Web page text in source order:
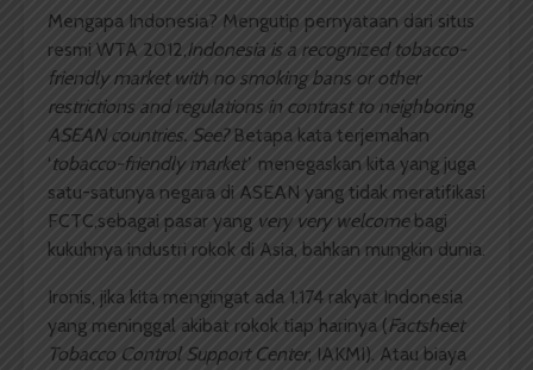
Mengapa Indonesia? Mengutip pernyataan dari situs
resmi WTA 2012,Indonesia is a recognized tobacco-
friendly market with no smoking bans or other
restrictions and regulations in contrast to neighboring
ASEAN countries. See? Betapa kata terjemahan
‘tobacco-friendly market’ menegaskan kita yang juga
satu-satunya negara di ASEAN yang tidak meratifikasi
FCTC,sebagai pasar yang very very welcome bagi
kukuhnya industri rokok di Asia, bahkan mungkin dunia.
Ironis, jika kita mengingat ada 1.174 rakyat Indonesia
yang meninggal akibat rokok tiap harinya (Factsheet
Tobacco Control Support Center, IAKMI). Atau biaya